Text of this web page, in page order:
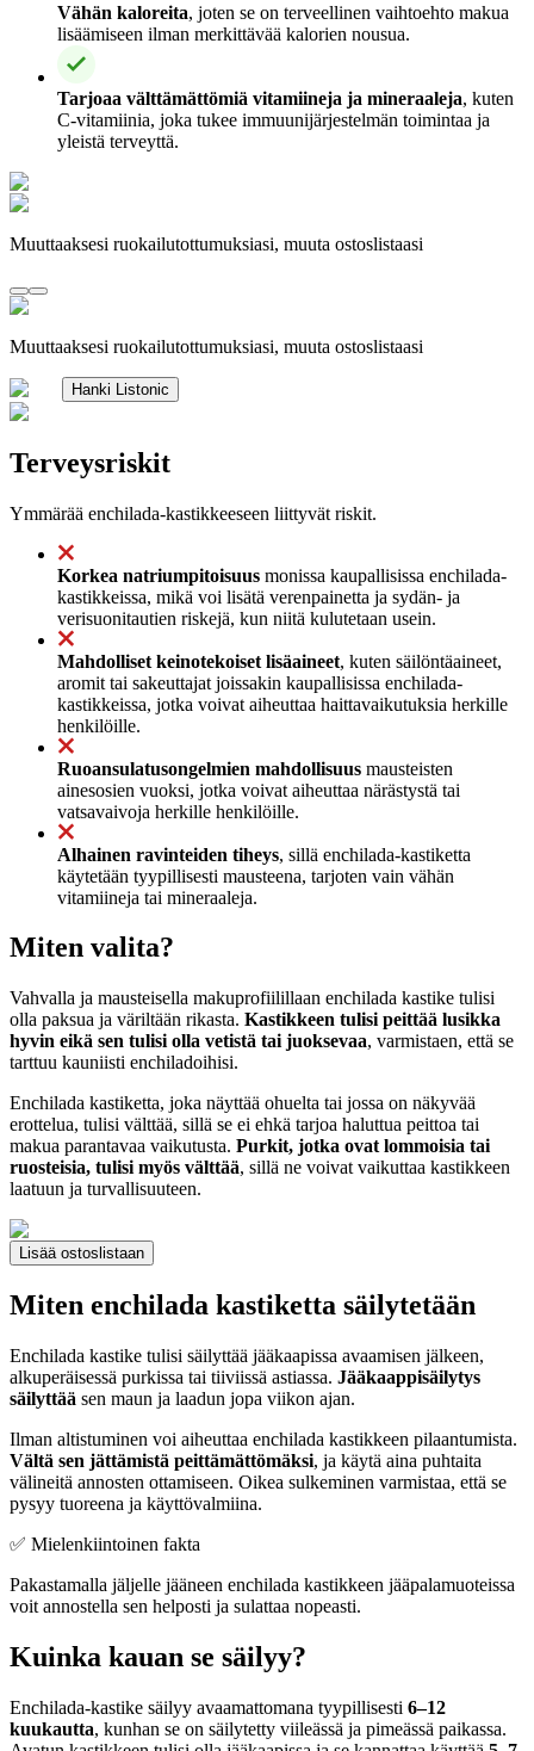
Vähän kaloreita, joten se on terveellinen vaihtoehto makua
lisäämiseen ilman merkittävää kalorien nousua.
Tarjoaa välttämättömiä vitamiineja ja mineraaleja, kuten
C-vitamiinia, joka tukee immuunijärjestelmän toimintaa ja
yleistä terveyttä.
Muuttaaksesi ruokailutottumuksiasi, muuta ostoslistaasi
Muuttaaksesi ruokailutottumuksiasi, muuta ostoslistaasi
Hanki Listonic
Terveysriskit
Ymmärää enchilada-kastikkeeseen liittyvät riskit.
Korkea natriumpitoisuus monissa kaupallisissa enchilada-
kastikkeissa, mikä voi lisätä verenpainetta ja sydän- ja
verisuonitautien riskejä, kun niitä kulutetaan usein.
Mahdolliset keinotekoiset lisäaineet, kuten säilöntäaineet,
aromit tai sakeuttajat joissakin kaupallisissa enchilada-
kastikkeissa, jotka voivat aiheuttaa haittavaikutuksia herkille
henkilöille.
Ruoansulatusongelmien mahdollisuus mausteisten
ainesosien vuoksi, jotka voivat aiheuttaa närästystä tai
vatsavaivoja herkille henkilöille.
Alhainen ravinteiden tiheys, sillä enchilada-kastiketta
käytetään tyypillisesti mausteena, tarjoten vain vähän
vitamiineja tai mineraaleja.
Miten valita?
Vahvalla ja mausteisella makuprofiilillaan enchilada kastike tulisi
olla paksua ja väriltään rikasta. Kastikkeen tulisi peittää lusikka
hyvin eikä sen tulisi olla vetistä tai juoksevaa, varmistaen, että se
tarttuu kauniisti enchiladoihisi.
Enchilada kastiketta, joka näyttää ohuelta tai jossa on näkyvää
erottelua, tulisi välttää, sillä se ei ehkä tarjoa haluttua peittoa tai
makua parantavaa vaikutusta. Purkit, jotka ovat lommoisia tai
ruosteisia, tulisi myös välttää, sillä ne voivat vaikuttaa kastikkeen
laatuun ja turvallisuuteen.
Lisää ostoslistaan
Miten enchilada kastiketta säilytetään
Enchilada kastike tulisi säilyttää jääkaapissa avaamisen jälkeen,
alkuperäisessä purkissa tai tiiviissä astiassa. Jääkaappisäilytys
säilyttää sen maun ja laadun jopa viikon ajan.
Ilman altistuminen voi aiheuttaa enchilada kastikkeen pilaantumista.
Vältä sen jättämistä peittämättömäksi, ja käytä aina puhtaita
välineitä annosten ottamiseen. Oikea sulkeminen varmistaa, että se
pysyy tuoreena ja käyttövalmiina.
✅ Mielenkiintoinen fakta
Pakastamalla jäljelle jääneen enchilada kastikkeen jääpalamuoteissa
voit annostella sen helposti ja sulattaa nopeasti.
Kuinka kauan se säilyy?
Enchilada-kastike säilyy avaamattomana tyypillisesti 6–12
kuukautta, kunhan se on säilytetty viileässä ja pimeässä paikassa.